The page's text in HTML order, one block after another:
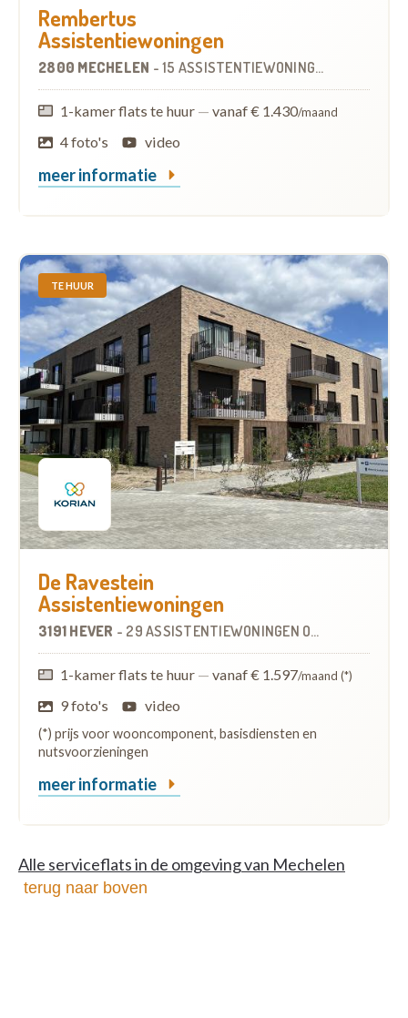
Rembertus
Assistentiewoningen
2800 MECHELEN - 15 ASSISTENTIEWONINGEN
1-kamer flats te huur — vanaf € 1.430/maand
4 foto's video
meer informatie
TE HUUR
De Ravestein
Assistentiewoningen
3191 HEVER - 29 ASSISTENTIEWONINGEN OP
1-kamer flats te huur — vanaf € 1.597/maand (*)
9 foto's video
(*) prijs voor wooncomponent, basisdiensten en
nutsvoorzieningen
meer informatie
Alle serviceflats in de omgeving van Mechelen
terug naar boven